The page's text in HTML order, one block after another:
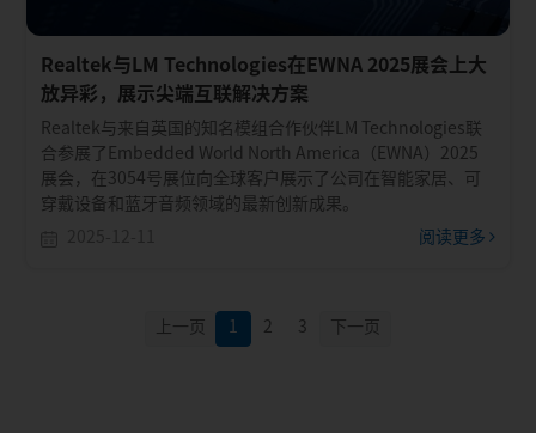
Realtek与LM Technologies在EWNA 2025展会上大
放异彩，展示尖端互联解决方案
Realtek与来自英国的知名模组合作伙伴LM Technologies联
合参展了Embedded World North America（EWNA）2025
展会，在3054号展位向全球客户展示了公司在智能家居、可
穿戴设备和蓝牙音频领域的最新创新成果。
阅读更多
上一页 1 2 3 下一页